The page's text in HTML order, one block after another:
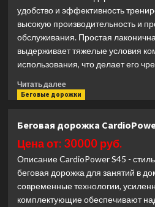
PRO
полукоммерческая
(Лучшая
цена)
удобство и эффективность
высокую производительность и
обслуживания. Простая
выдерживает тяжелые условия
использования, что делает его
Читать далееПрочитать
больше
дорожка
Precor
761
(Лучшая
цена)
Беговые дорожки
Беговая дорожка
Цена от: 30000 руб.
Описание CardioPower S45 -
беговая дорожка для занятий в
современные технологии,
комплектующие обеспечивают